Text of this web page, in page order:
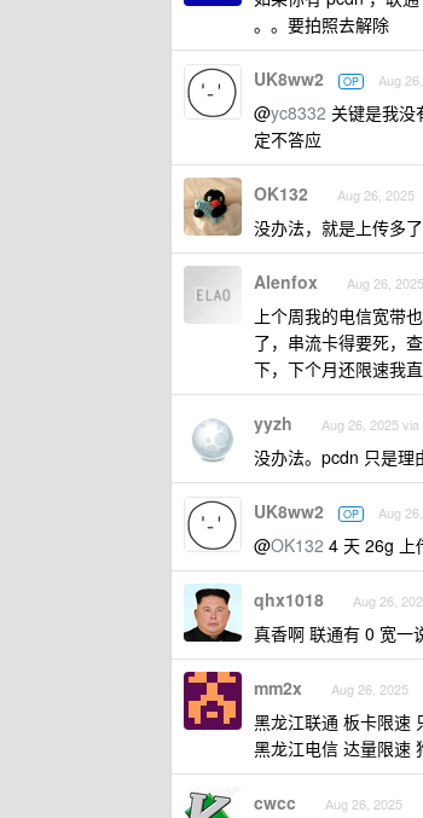
。。要拍照去解除
UK8ww2 OP Aug
@yc8332 关键是我没
定不答应
OK132 Aug 26, 2025
没办法，就是上传多
Alenfox Aug 26, 2025
上个周我的电信宽带
了，串流卡得要死，
下，下个月还限速我
yyzh Aug 26, 2025 via
没办法。pcdn 只是理
UK8ww2 OP Aug
@OK132 4 天 26g 上
qhx1018 Aug 26,
真香啊 联通有 0 宽一
mm2x Aug 26, 2025
黑龙江联通 板卡限速
黑龙江电信 达量限速
cwcc Aug 26, 2025